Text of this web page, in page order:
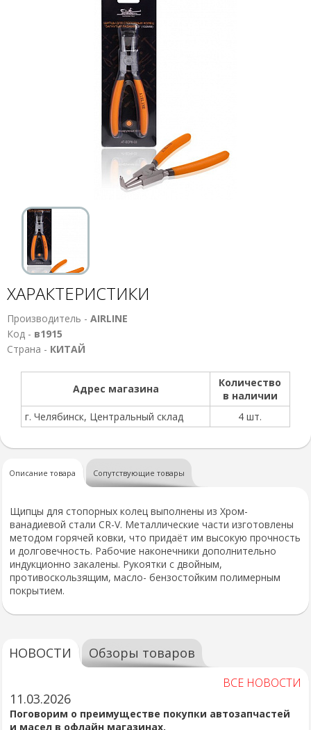
ХАРАКТЕРИСТИКИ
Производитель - AIRLINE
Код - в1915
Страна - КИТАЙ
Адрес магазина
Количество
в наличии
г. Челябинск, Центральный склад
4 шт.
Описание товара Сопутствующие товары
Щипцы для стопорных колец выполнены из Хром-
ванадиевой стали CR-V. Металлические части изготовлены
методом горячей ковки, что придаёт им высокую прочность
и долговечность. Рабочие наконечники дополнительно
индукционно закалены. Рукоятки с двойным,
противоскользящим, масло- бензостойким полимерным
покрытием.
НОВОСТИ Обзоры товаров
ВСЕ НОВОСТИ
11.03.2026
Поговорим о преимуществе покупки автозапчастей
и масел в офлайн магазинах.